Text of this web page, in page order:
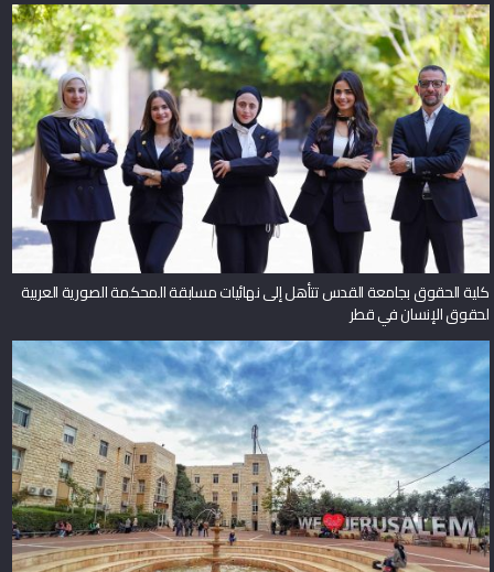
كلية الحقوق بجامعة القدس تتأهل إلى نهائيات مسابقة المحكمة الصورية العربية
لحقوق الإنسان في قطر